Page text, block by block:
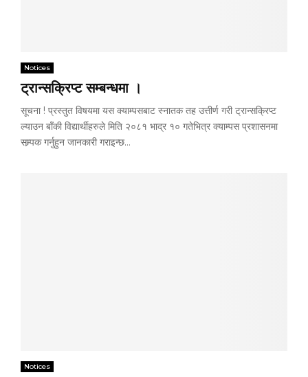
Notices
ट्रान्सक्रिप्ट सम्बन्धमा ।
सूचना ! प्रस्तुत विषयमा यस क्याम्पसबाट स्नातक तह उत्तीर्ण गरी ट्रान्सक्रिप्ट
ल्याउन बाँकी विद्यार्थीहरुले मिति २०८१ भाद्र १० गतेभित्र क्याम्पस प्रशासनमा
सम्र्पक गर्नुहुन जानकारी गराइन्छ...
Notices